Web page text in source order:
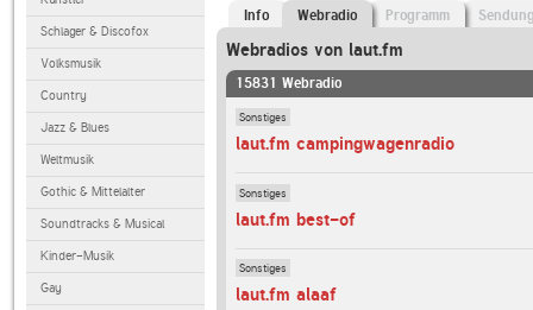
Schlager & Discofox
Volksmusik
Country
Jazz & Blues
Weltmusik
Gothic & Mittelalter
Soundtracks & Musical
Kinder-Musik
Gay
Info Webradio Programm
Webradios von laut.fm
15831 Webradio
Sonstiges
laut.fm campingwagenradio
Sonstiges
laut.fm best-of
Sonstiges
laut.fm alaaf